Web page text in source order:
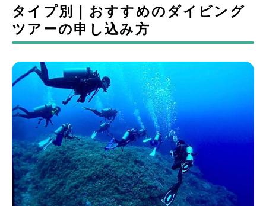
タイプ別｜おすすめのダイビング
ツアーの申し込み方